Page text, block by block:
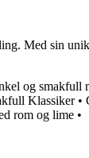
Med sin
og smakfull
Klassiker•
rom og lime •